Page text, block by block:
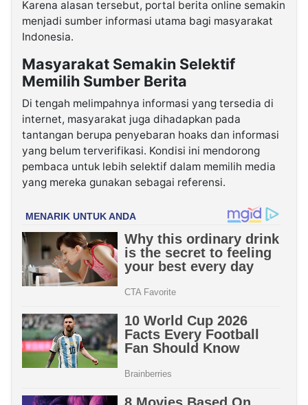
Karena alasan tersebut, portal berita online semakin
menjadi sumber informasi utama bagi masyarakat
Indonesia.
Masyarakat Semakin Selektif
Memilih Sumber Berita
Di tengah melimpahnya informasi yang tersedia di
internet, masyarakat juga dihadapkan pada
tantangan berupa penyebaran hoaks dan informasi
yang belum terverifikasi. Kondisi ini mendorong
pembaca untuk lebih selektif dalam memilih media
yang mereka gunakan sebagai referensi.